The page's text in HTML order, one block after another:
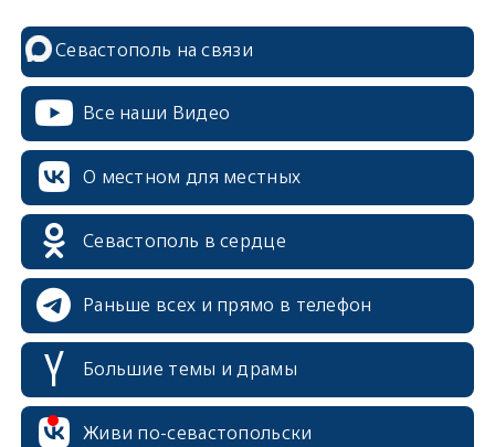
Севастополь на связи
Все наши Видео
О местном для местных
Севастополь в сердце
Раньше всех и прямо в телефон
Большие темы и драмы
Живи по-севастопольски